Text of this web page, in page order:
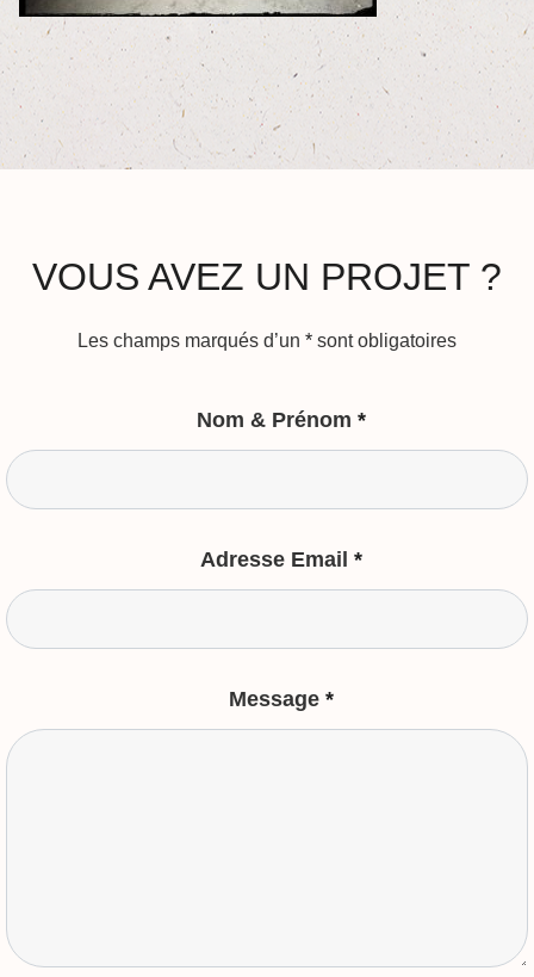
VOUS AVEZ UN PROJET ?
Les champs marqués d’un * sont obligatoires
Nom & Prénom *
Adresse Email *
Message *